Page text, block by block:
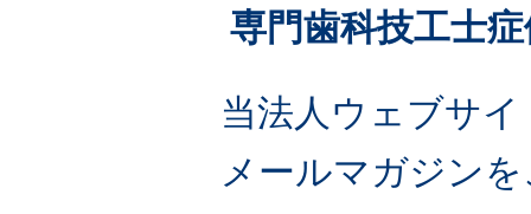
専門歯科技工士
当法人ウェブサ
メールマガジン